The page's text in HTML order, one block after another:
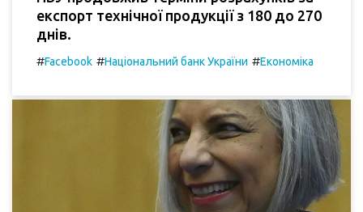
експорт технічної продукції з 180 до 270
днів.
#Facebook #Національний банк України #Економіка